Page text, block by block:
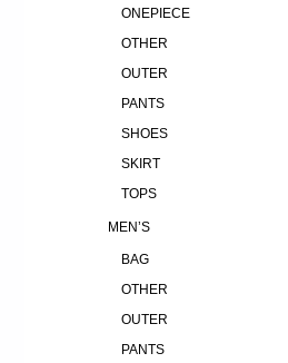
ONEPIECE
OTHER
OUTER
PANTS
SHOES
SKIRT
TOPS
MEN’S
BAG
OTHER
OUTER
PANTS